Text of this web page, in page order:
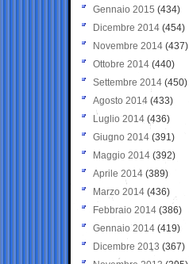
Gennaio 2015 (434)
Dicembre 2014 (454)
Novembre 2014 (437)
Ottobre 2014 (440)
Settembre 2014 (450)
Agosto 2014 (433)
Luglio 2014 (436)
Giugno 2014 (391)
Maggio 2014 (392)
Aprile 2014 (389)
Marzo 2014 (436)
Febbraio 2014 (386)
Gennaio 2014 (419)
Dicembre 2013 (367)